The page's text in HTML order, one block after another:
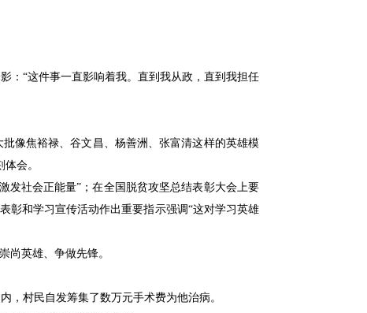
：“这件事一直影响着我。直到我从政，直到我担任
像焦裕禄、谷文昌、杨善洲、张富清这样的英雄模
体会。
发社会正能量”；在全国脱贫攻坚总结表彰大会上要
彰和学习宣传活动作出重要指示强调“这对学习英雄
尚英雄、争做先锋。
，村民自发筹集了数万元手术费为他治病。